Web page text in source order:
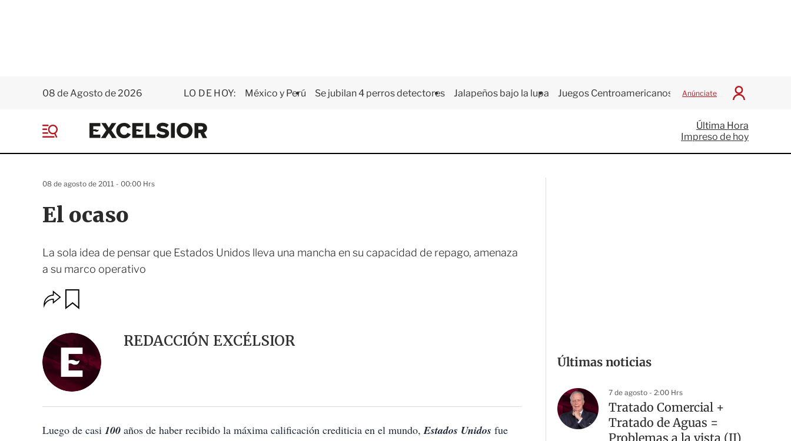
08 de Agosto de 2026 LO DE HOY: México y Perú Se jubilan 4 perros detectores Jalapeños bajo la lupa Juegos Centroamericanos Anúnciate
I
c
i
a
E
x
e
e
Última Hora
Impreso de hoy
El ocaso
La sola idea de pensar que Estados Unidos lleva una mancha en su capacidad de repago, amenaza
a su marco operativo
08 de agosto de 2011 - 00:00 Hrs
O
p
o
n
e
c
m
d
a
r
REDACCIÓN EXCÉLSIOR
Luego de casi 100 años de haber recibido la máxima calificación crediticia en el mundo,Estados Unidos fue
Últimas noticias
7 de agosto - 2:00 Hrs
Tratado Comercial +
Tratado de Aguas =
Problemas a la vista (II)